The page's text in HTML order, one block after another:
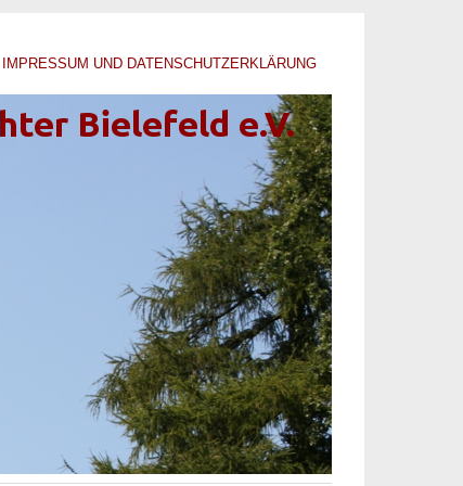
IMPRESSUM UND DATENSCHUTZERKLÄRUNG